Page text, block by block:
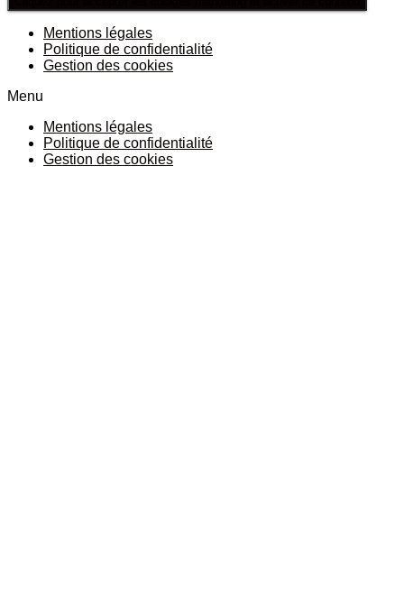
Mentions légales
Politique de confidentialité
Gestion des cookies
Menu
Mentions légales
Politique de confidentialité
Gestion des cookies